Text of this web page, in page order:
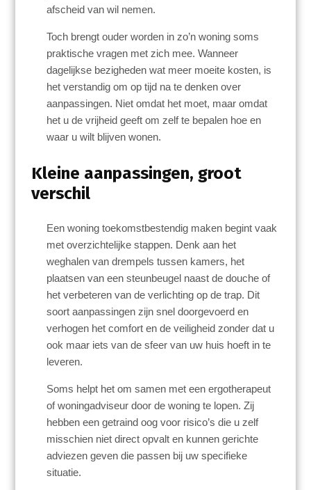
afscheid van wil nemen.
Toch brengt ouder worden in zo’n woning soms
praktische vragen met zich mee. Wanneer
dagelijkse bezigheden wat meer moeite kosten, is
het verstandig om op tijd na te denken over
aanpassingen. Niet omdat het moet, maar omdat
het u de vrijheid geeft om zelf te bepalen hoe en
waar u wilt blijven wonen.
Kleine aanpassingen, groot
verschil
Een woning toekomstbestendig maken begint vaak
met overzichtelijke stappen. Denk aan het
weghalen van drempels tussen kamers, het
plaatsen van een steunbeugel naast de douche of
het verbeteren van de verlichting op de trap. Dit
soort aanpassingen zijn snel doorgevoerd en
verhogen het comfort en de veiligheid zonder dat u
ook maar iets van de sfeer van uw huis hoeft in te
leveren.
Soms helpt het om samen met een ergotherapeut
of woningadviseur door de woning te lopen. Zij
hebben een getraind oog voor risico’s die u zelf
misschien niet direct opvalt en kunnen gerichte
adviezen geven die passen bij uw specifieke
situatie.